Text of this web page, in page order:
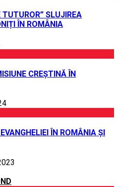
TUTUROR” SLUJIREA
ÎN ROMÂNIA
CREȘTINĂ ÎN
ÎN ROMÂNIA ȘI